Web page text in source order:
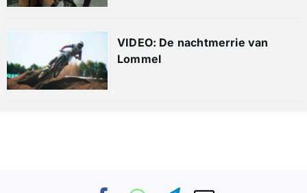
VIDEO: De nachtmerrie van
Lommel